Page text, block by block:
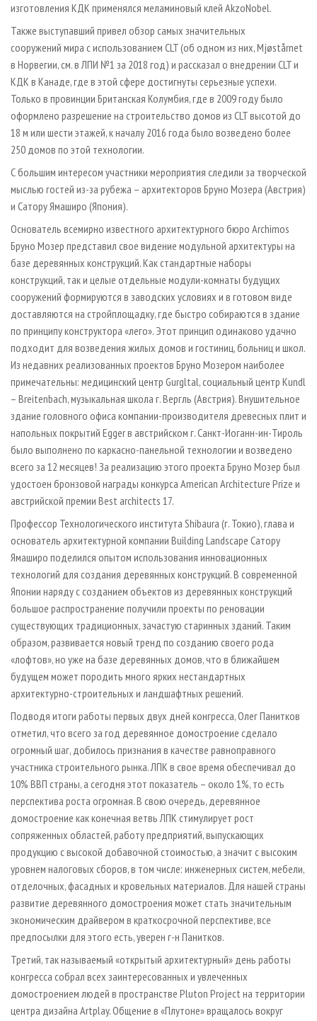
изготовления КДК применялся меламиновый клей AkzoNobel.
Также выступавший привел обзор самых значительных
сооружений мира с использованием CLT (об одном из них, Mjøstårnet
в Норвегии, см. в ЛПИ №1 за 2018 год) и рассказал о внедрении CLT и
KДК в Канаде, где в этой сфере достигнуты серьезные успехи.
Только в провинции Британская Колумбия, где в 2009 году было
оформлено разрешение на строительство домов из CLT высотой до
18 м или шести этажей, к началу 2016 года было возведено более
250 домов по этой технологии.
С большим интересом участники мероприятия следили за творческой
мыслью гостей из-за рубежа – архитекторов Бруно Мозера (Австрия)
и Сатору Ямаширо (Япония).
Основатель всемирно известного архитектурного бюро Archimos
Бруно Мозер представил свое видение модульной архитектуры на
базе деревянных конструкций. Как стандартные наборы
конструкций, так и целые отдельные модули-комнаты будущих
сооружений формируются в заводских условиях и в готовом виде
доставляются на стройплощадку, где быстро собираются в здание
по принципу конструктора «лего». Этот принцип одинаково удачно
подходит для возведения жилых домов и гостиниц, больниц и школ.
Из недавних реализованных проектов Бруно Мозером наиболее
примечательны: медицинский центр Gurgltal, социальный центр Kundl
– Breitenbach, музыкальная школа г. Вергль (Австрия). Внушительное
здание головного офиса компании-производителя древесных плит и
напольных покрытий Egger в австрийском г. Санкт-Иоганн-ин-Тироль
было выполнено по каркасно-панельной технологии и возведено
всего за 12 месяцев! За реализацию этого проекта Бруно Мозер был
удостоен бронзовой награды конкурса American Architecture Prize и
австрийской премии Best architects 17.
Профессор Технологического института Shibaura (г. Токио), глава и
основатель архитектурной компании Building Landscape Сатору
Ямаширо поделился опытом использования инновационных
технологий для создания деревянных конструкций. В современной
Японии наряду с созданием объектов из деревянных конструкций
большое распространение получили проекты по реновации
существующих традиционных, зачастую старинных зданий. Таким
образом, развивается новый тренд по созданию своего рода
«лофтов», но уже на базе деревянных домов, что в ближайшем
будущем может породить много ярких нестандартных
архитектурно-строительных и ландшафтных решений.
Подводя итоги работы первых двух дней конгресса, Олег Панитков
отметил, что всего за год деревянное домостроение сделало
огромный шаг, добилось признания в качестве равноправного
участника строительного рынка. ЛПК в свое время обеспечивал до
10% ВВП страны, а сегодня этот показатель – около 1%, то есть
перспектива роста огромная. В свою очередь, деревянное
домостроение как конечная ветвь ЛПК стимулирует рост
сопряженных областей, работу предприятий, выпускающих
продукцию с высокой добавочной стоимостью, а значит с высоким
уровнем налоговых сборов, в том числе: инженерных систем, мебели,
отделочных, фасадных и кровельных материалов. Для нашей страны
развитие деревянного домостроения может стать значительным
экономическим драйвером в краткосрочной перспективе, все
предпосылки для этого есть, уверен г-н Панитков.
Третий, так называемый «открытый архитектурный» день работы
конгресса собрал всех заинтересованных и увлеченных
домостроением людей в пространстве Pluton Project на территории
центра дизайна Artplay. Общение в «Плутоне» вращалось вокруг